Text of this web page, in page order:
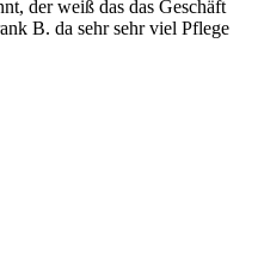
der weiß das das Geschäft
B. da sehr sehr viel Pflege